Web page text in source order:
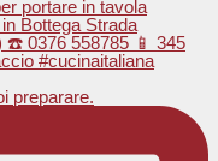
preparare.